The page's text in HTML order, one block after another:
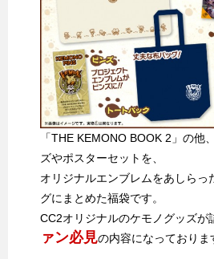
「THE KEMONO BOOK 2」の他
ズやポスターセットを、
オリジナルエンブレムをあしらっ
グにまとめた福袋です。
CC2オリジナルのケモノグッズが
ァン必見の内容になっておりま